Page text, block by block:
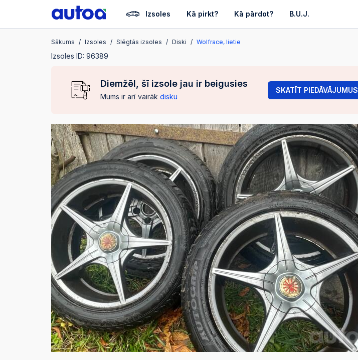
Izsoles Kā pirkt? Kā pārdot? B.U.J.
Sākums Izsoles Slēgtās izsoles Diski Wolfrace, lietie
Izsoles ID: 96389
Diemžēl, šī izsole jau ir beigusies
Mums ir arī vairāk disku
SKATĪT PIEDĀVĀJUMUS